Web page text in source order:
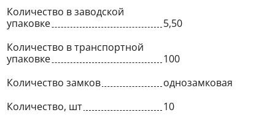
Количество в заводской
упаковке
5,50
Количество в транспортной
упаковке
100
Количество замков
однозамковая
Количество, шт
10